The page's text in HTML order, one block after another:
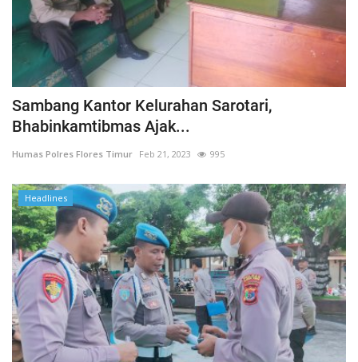
Sambang Kantor Kelurahan Sarotari,
Bhabinkamtibmas Ajak...
Humas Polres Flores Timur Feb 21, 2023 995
Headlines